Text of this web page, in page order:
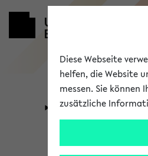
Universität
Diese Webseite
helfen, die Website
messen. Sie können
zusätzliche